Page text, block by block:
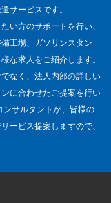
サービスです。
い方のサポートを行い、
工場、ガソリンスタン
な求人をご紹介します。
なく、法人内部の詳しい
に合わせたご提案を行い
ンサルタントが、皆様の
ービス提案しますので、